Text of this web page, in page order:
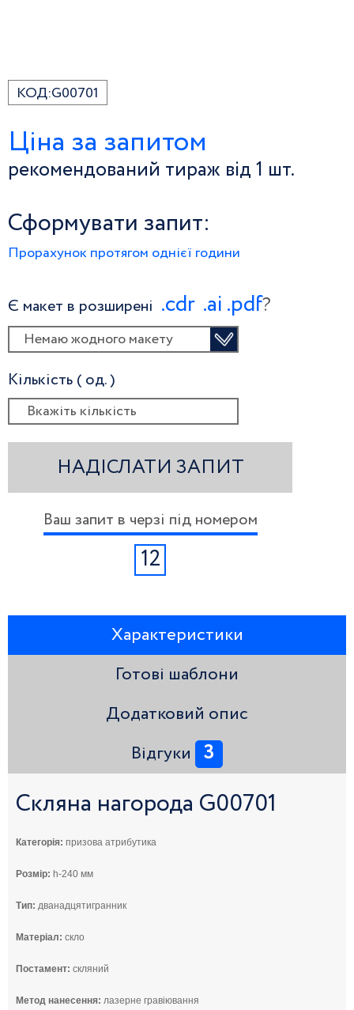
КОД:G00701
Ціна за запитом
рекомендований тираж від 1 шт.
Сформувати запит:
Прорахунок протягом однієї години
Є макет в розширені .сdr .ai .pdf?
Немаю жодного макету
Кількість ( од. )
НАДІСЛАТИ ЗАПИТ
Ваш запит в черзі під номером
12
Характеристики
Готові шаблони
Додатковий опис
Відгуки 3
Скляна нагорода G00701
Категорія: призова атрибутика
Розмір: h-240 мм
Тип: дванадцятигранник
Матеріал: скло
Постамент: скляний
Метод нанесення: лазерне гравіювання